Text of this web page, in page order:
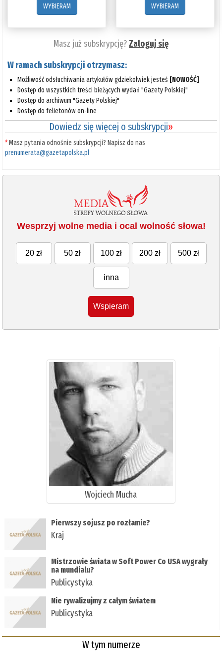
WYBIERAM
WYBIERAM
Masz już subskrypcję?Zaloguj się
W ramach subskrypcji otrzymasz:
Możliwość odsłuchiwania artykułów gdziekolwiek jesteś [NOWOŚĆ]
Dostęp do wszystkich treści bieżących wydań "Gazety Polskiej"
Dostęp do archiwum "Gazety Polskiej"
Dostęp do felietonów on-line
Dowiedz się więcej o subskrypcji»
*Masz pytania odnośnie subskrypcji? Napisz do nas
prenumerata@gazetapolska.pl
Wesprzyj wolne media i ocal wolność słowa!
20 zł 50 zł 100 zł 200 zł 500 zł
inna
Wspieram
Wojciech Mucha
Pierwszy sojusz po rozłamie?
Kraj
Mistrzowie świata w Soft Power Co USA wygrały
na mundialu?
Publicystyka
Nie rywalizujmy z całym światem
Publicystyka
W tym numerze